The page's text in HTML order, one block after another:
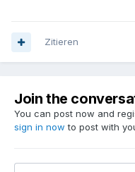
Zitieren
Join the
You can post now and
sign in now to post with